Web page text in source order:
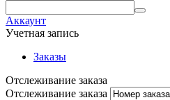
Аккаунт
Учетная запись
Заказы
Отслеживание заказа
Отслеживание заказа